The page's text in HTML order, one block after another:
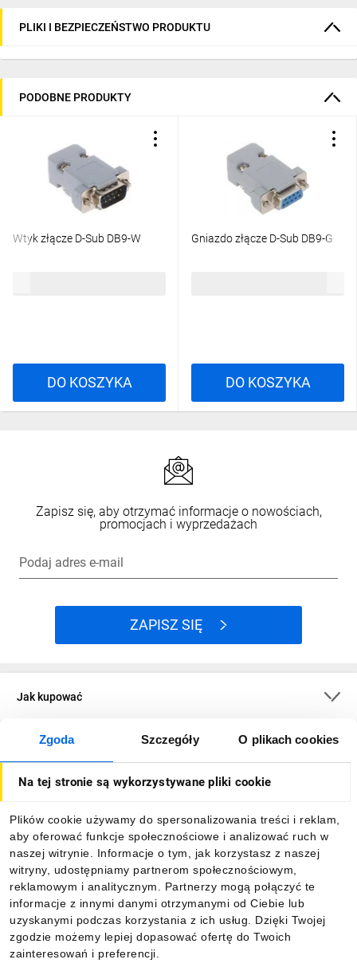
Zgoda Szczegóły O plikach cookies
Na tej stronie są wykorzystywane pliki cookie
Plików cookie używamy do spersonalizowania treści i reklam,
aby oferować funkcje społecznościowe i analizować ruch w
naszej witrynie. Informacje o tym, jak korzystasz z naszej
witryny, udostępniamy partnerom społecznościowym,
reklamowym i analitycznym. Partnerzy mogą połączyć te
informacje z innymi danymi otrzymanymi od Ciebie lub
uzyskanymi podczas korzystania z ich usług. Dzięki Twojej
zgodzie możemy lepiej dopasować ofertę do Twoich
zainteresowań i preferencji.
PLIKI I BEZPIECZEŃSTWO PRODUKTU
PODOBNE PRODUKTY
Wtyk złącze D-Sub DB9-W
DO KOSZYKA
Gniazdo złącze D-Sub DB9-G
DO KOSZYKA
Zapisz się, aby otrzymać informacje o nowościach,
promocjach i wyprzedażach
Podaj adres e-mail
ZAPISZ SIĘ
Jak kupować
O firmie
Informacje
Pobierz naszą aplikację mobilną: